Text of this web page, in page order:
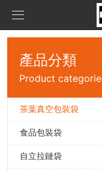
產品中心
茶葉真空包裝袋
食品包裝袋
新聞資訊
公司資訊
關于我們
產品分類
Product
茶葉真空包裝袋
食品包裝袋
自立拉鏈袋